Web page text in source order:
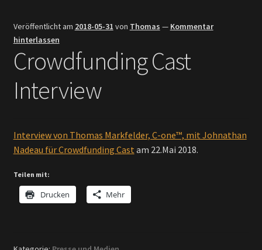
Investoren & Händler
Fakten
Presse und Medien
Veröffentlicht am 2018-05-31 von Thomas — Kommentar
hinterlassen
Crowdfunding Cast
Interview
Interview von Thomas Markfelder, C-one™, mit Johnathan
Nadeau für Crowdfunding Cast am 22.Mai 2018.
Teilen mit:
Drucken Mehr